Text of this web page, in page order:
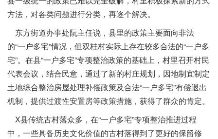
方法，对各类问题进行分类，再逐个解决。
东方街道办事处阮主任说，县里的政策主要面向非法
的“一户多宅”情况，但双桂村实际上存在较多合法的“一户多
宅”。在县“一户多宅”专项整治政策的基础上，村里召开村民
代表会议，结合民意，通过了新的村庄规划，因地制宜制定
土地综合整治房屋处理补偿政策及合法“一户多宅”有偿退出
机制，提供过渡性安置房等政策措施，获得了群众的肯定。
X县传统古村落众多，在“一户多宅”专项整治推进过程
中，一些具备历史文化价值的古村落得到了更好的保留修